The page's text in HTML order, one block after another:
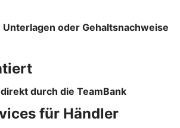
Unterlagen oder Gehaltsnachweise
durch die TeamBank
für Händler